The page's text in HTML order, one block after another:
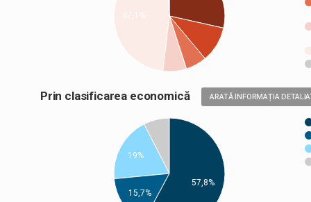
Prin clasificarea economică ARATĂ INFORMAȚIA
19%
15,7%
57,8%